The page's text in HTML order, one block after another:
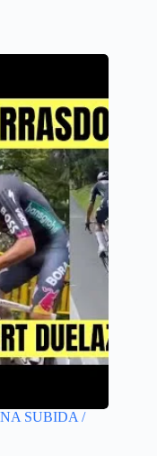
SUBIDA /